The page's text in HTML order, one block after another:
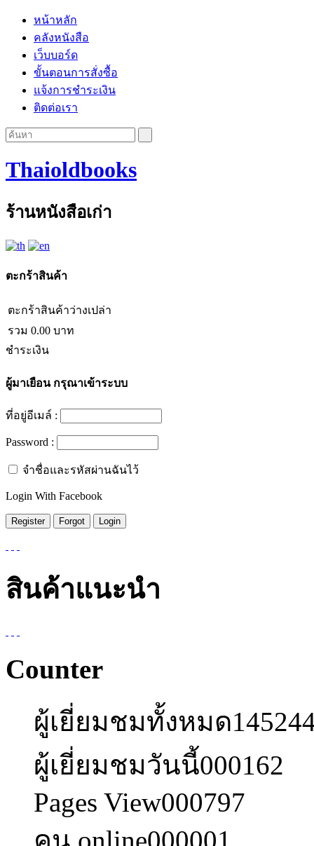
หน้าหลัก
คลังหนังสือ
เว็บบอร์ด
ขั้นตอนการสั่งซื้อ
แจ้งการชำระเงิน
ติดต่อเรา
Thaioldbooks
ร้านหนังสือเก่า
ตะกร้าสินค้า
ตะกร้าสินค้าว่างเปล่า
รวม 0.00 บาท
ชำระเงิน
ผู้มาเยือนกรุณาเข้าระบบ
ที่อยู่อีเมล์ :
Password :
จำชื่อและรหัสผ่านฉันไว้
Login With Facebook
สินค้าแนะนำ
Counter
ผู้เยี่ยมชมทั้งหมด
ผู้เยี่ยมชมวันนี้000162
Pages View000797